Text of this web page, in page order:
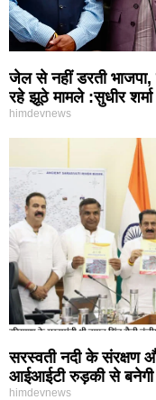
जेल से नहीं डरती
रहे झूठे मामले :सुधीर शर्मा
himdevnews
सरस्वती नदी के
आईआईटी रुड़की से बनेगी
himdevnews